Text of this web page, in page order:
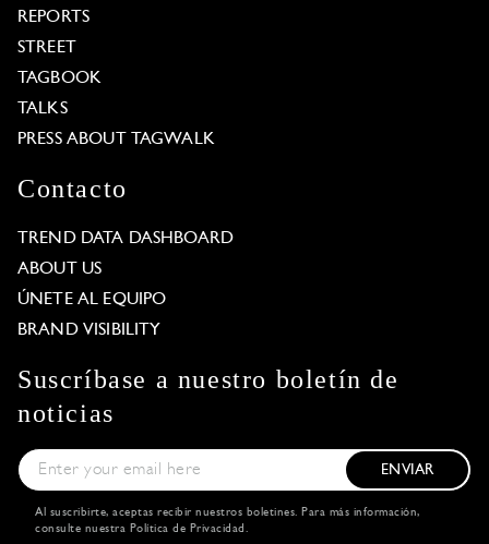
REPORTS
STREET
TAGBOOK
TALKS
PRESS ABOUT TAGWALK
Contacto
TREND DATA DASHBOARD
ABOUT US
ÚNETE AL EQUIPO
BRAND VISIBILITY
Suscríbase a nuestro boletín de
noticias
ENVIAR
Al suscribirte, aceptas recibir nuestros boletines. Para más información,
consulte nuestra Política de Privacidad .